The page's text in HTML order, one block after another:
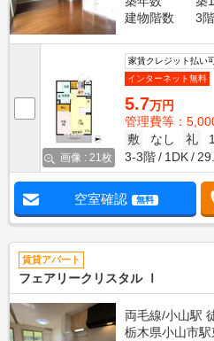
建物階数
3
画像 : 21枚
家賃クレジット払い
インターネット無料
5.7万円
管理費等：
敷
なし 礼
3-3階
1DK
空室確認 無料
賃貸アパート
フェアリークリスタル Ⅰ
両毛線/小山駅
栃木県小山市駅